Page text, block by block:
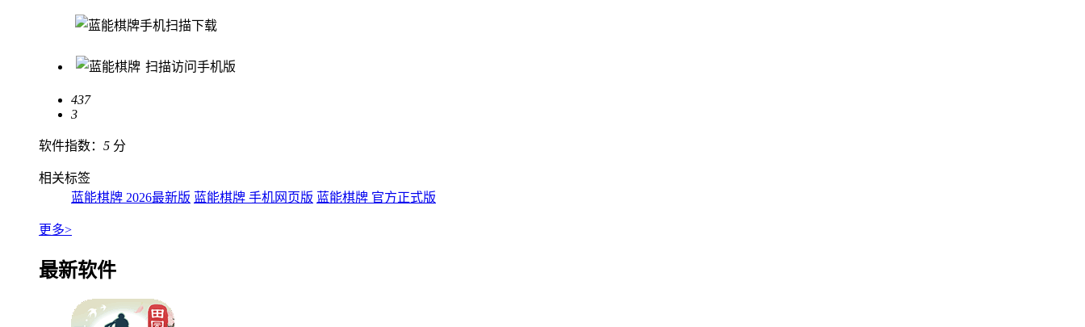
手机扫描下载
扫描访问手机版
437
3
软件指数： 5 分
相关标签
蓝能棋牌 2026最新版 蓝能棋牌 手机网页版 蓝能棋牌 官方正式版
更多>
最新软件